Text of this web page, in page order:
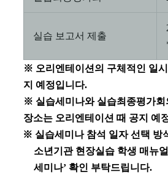
실습 보고서 제출
※ 오리엔테이션의 구체적인 일
지 예정입니다.
※ 실습세미나와 실습최종평가
장소는 오리엔테이션 때 공지 예
※ 실습세미나 참석 일자 선택 방
소년기관 현장실습 학생 매뉴얼
세미나’ 확인 부탁드립니다.